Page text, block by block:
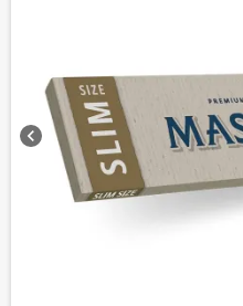
chevron_left